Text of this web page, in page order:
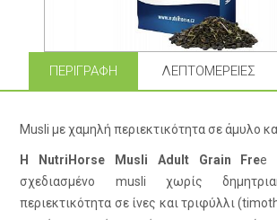
ΠΕΡΙΓΡΑΦΉ ΛΕΠΤΟΜΈΡΕΙΕΣ
Musli με χαμηλή περιεκτικότητα σε άμυλο
​Η NutriHorse Musli Adult Grain Free
σχεδιασμένο musli χωρίς
περιεκτικότητα σε ίνες και τριφύλλι